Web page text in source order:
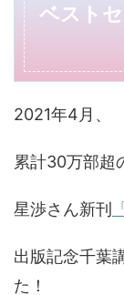
ベスト
2021年4月、
累計30万部超
星渉さん新刊
出版記念千葉
た！